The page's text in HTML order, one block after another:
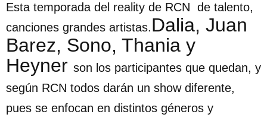
Esta temporada del reality de RCN de talento,
canciones grandes artistas.Dalia, Juan
Barez, Sono, Thania y
Heyner son los participantes que quedan, y
según RCN todos darán un show diferente,
pues se enfocan en distintos géneros y